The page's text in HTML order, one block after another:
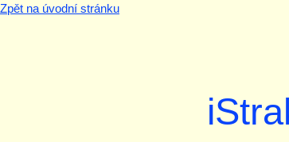
Zpět na úvodní stránku